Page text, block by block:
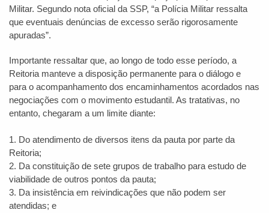
Militar. Segundo nota oficial da SSP, “a Polícia Militar ressalta
que eventuais denúncias de excesso serão rigorosamente
apuradas”.
Importante ressaltar que, ao longo de todo esse período, a
Reitoria manteve a disposição permanente para o diálogo e
para o acompanhamento dos encaminhamentos acordados nas
negociações com o movimento estudantil. As tratativas, no
entanto, chegaram a um limite diante:
1. Do atendimento de diversos itens da pauta por parte da
Reitoria;
2. Da constituição de sete grupos de trabalho para estudo de
viabilidade de outros pontos da pauta;
3. Da insistência em reivindicações que não podem ser
atendidas; e